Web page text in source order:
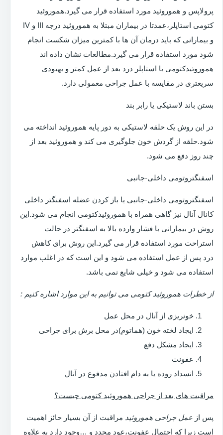
پرولاپس و هموروئید مورد استفاده قرار می گیرد.هموروئید
کتومی استاپلر،عمدتا در بیماران مبتلا به هموروئید درجه III و IV
و بیمارانی که باید درمان آن ها با کمترین میزان شکست انجام
شود مورد استفاده قرار می گیرد.مطالعات نشان داده اند
هموروئیدکتومی با استاپلر درد بعد از عمل کمتر و بهبودی
سریعتری در مقایسه با عمل جراحی معمولی دارد.
بستن باند لاستیکی یا رابر بند
در این روش یک حلقه لاستیکی به دور پایه هموروئید انداخته می
شود.حلقه از گردش خون جلوگیری می کند و هموروئید بعد از
چند روز دفع می شود.
اسفنگتروتومی داخلی-جانبی
اسفنگتروتومی داخلی-جانبی یا باز کردن عضله اسفنگتر داخلی
کانال آنال نیز گاهی همراه با هموروئیدکتومی انجام می شود.این
روش در بیمارانی با فشار وارده بالا به اسفنگتر در حالت
استراحت مورد استفاده قرار می گیرد.این روش برای کاهش
درد پس از عمل استفاده می شود و این است که در اغلب موارد
استفاده می شود و خیلی شایع نمی باشد.
از خطرات هموروئید کتومی می توانیم به این موارد اشاره کنیم :
خونریزی از آنال در محل عمل
ایجاد لخته خون (هماتوم)در محل برش برای جراحی
ایجاد مشکل دفع
عفونت
انسداد روده یا به دام افتادن مدفوع در آنال
مراقبت های بعد از جراحی هموروئید کتومی چیست؟
پس از عمل جراحی هموروئید مراقبت از آن بسیار حائز اهمیت
است زیرا که احتمال عفونت،عود مجدد و …وجود دارد به علاوه